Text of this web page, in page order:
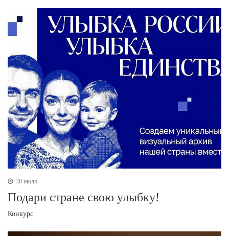
30 июля
Подари стране свою улыбку!
Конкурс